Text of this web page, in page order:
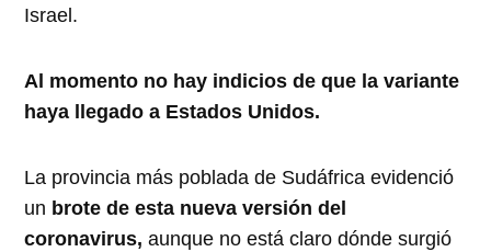
Israel.
Al momento no hay indicios de que la variante
haya llegado a Estados Unidos.
La provincia más poblada de Sudáfrica evidenció
un brote de esta nueva versión del
coronavirus, aunque no está claro dónde surgió